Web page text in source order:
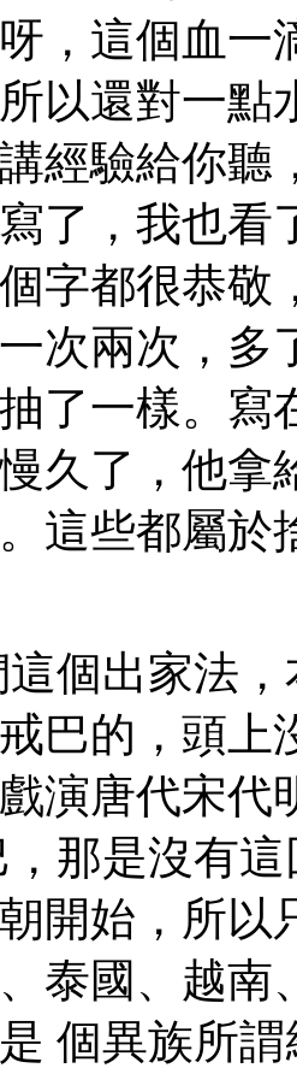
，這個血一
以還對一點
經驗給你聽
了，我也看
字都很恭敬
次兩次，多
了一樣。寫
久了，他拿
這些都屬於
這個出家法
巴的，頭上
演唐代宋代
那是沒有
開始，所以
泰國、越南
個異族所